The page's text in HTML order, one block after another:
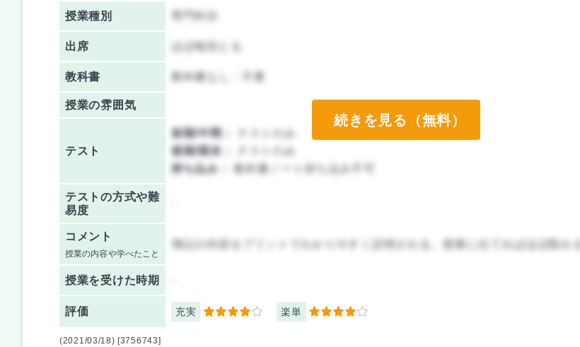
授業種別 専門科目
出席 ほぼ毎回とる
教科書 教科書なし・不要
授業の雰囲気
テスト
前期/中間：
テストのみ
後期/期末：
テストのみ
持ち込み：
教科書ノート持ち込み不可
テストの方式や難
易度
コメント
授業の内容や学べたこと
簿記の内容をプリントでわかりやすく説明される。授業に出てればほぼ取れる
授業を受けた時期
評価 充実 4 楽単 4
続きを見る（無料）
(2021/03/18) [3756743]